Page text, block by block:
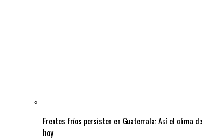
Frentes fríos persisten en Guatemala: Así el clima de
hoy